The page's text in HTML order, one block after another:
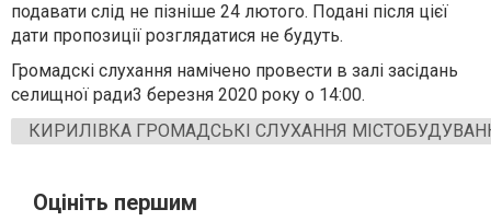
подавати слід не пізніше 24 лютого. Подані після цієї
дати пропозиції розглядатися не будуть.
Громадскі слухання намічено провести в залі засідань
селищної ради3 березня 2020 року о 14:00.
КИРИЛІВКА ГРОМАДСЬКІ СЛУХАННЯ
Оцініть першим